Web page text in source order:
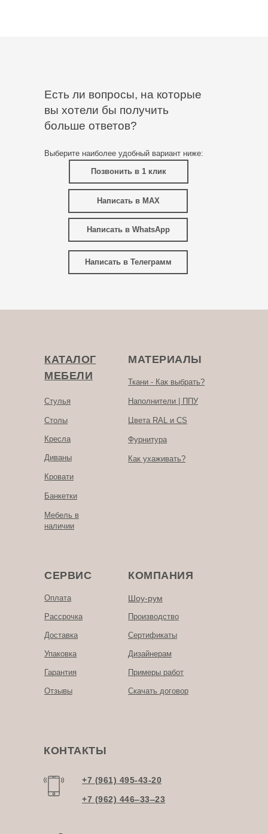
Есть ли вопросы, на которые
вы хотели бы получить
больше ответов?
Выберите наиболее удобный вариант ниже:
Написать в WhatsApp
Написать в MAX
Написать в Телеграмм
Позвонить в 1 клик
Примеры работ
Сертификаты
Дизайнерам
Производство
Скачать договор
КОМПАНИЯ
Оплата
Упаковка
СЕРВИС
Гарантия
Ткани - Как выбрать?
Отзывы
Наполнители | ППУ
Доставка
Цвета RAL и CS
Фурнитура
Как ухаживать?
МАТЕРИАЛЫ
Стулья
Кресла
Столы
Диваны
Кровати
Банкетки
Мебель в
наличии
КАТАЛОГ
МЕБЕЛИ
+7 (962) 446‒33‒23
+7 (961) 495-43-20
КОНТАКТЫ
Шоу-рум
Рассрочка